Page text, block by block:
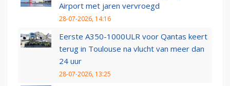
Airport met jaren vervroegd
28-07-2026, 14:16
Eerste A350-1000ULR voor Qantas keert
terug in Toulouse na vlucht van meer dan
24 uur
28-07-2026, 13:25